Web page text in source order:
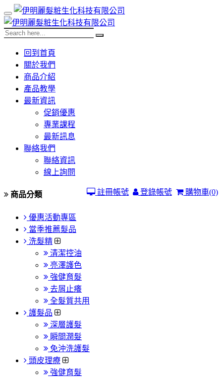
回到首頁
關於我們
商品介紹
產品教學
最新資訊
促銷優惠
專業課程
最新訊息
聯絡我們
聯絡資訊
線上詢問
購物車(0)
登錄帳號
註冊帳號
商品分類
優惠活動專區
當季推薦髮品
洗髮精
清潔控油
亮澤護色
強健育髮
去屑止癢
全髮質共用
護髮品
深層護髮
瞬間潤髮
免沖洗護髮
頭皮理療
強健育髮